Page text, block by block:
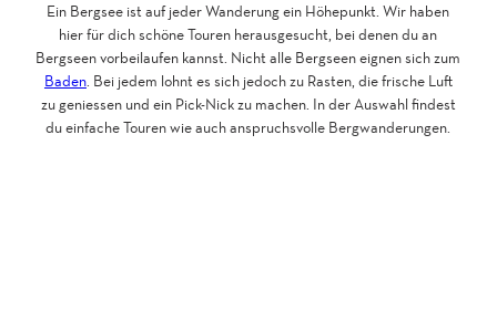
Ein Bergsee ist auf jeder Wanderung ein Höhepunkt. Wir haben
hier für dich schöne Touren herausgesucht, bei denen du an
Bergseen vorbeilaufen kannst. Nicht alle Bergseen eignen sich zum
Baden. Bei jedem lohnt es sich jedoch zu Rasten, die frische Luft
zu geniessen und ein Pick-Nick zu machen. In der Auswahl findest
du einfache Touren wie auch anspruchsvolle Bergwanderungen.